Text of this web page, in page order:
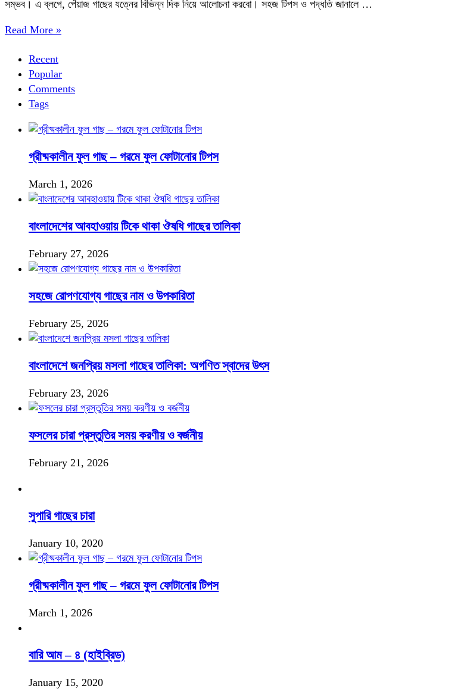
বাড়াতে
সম্ভব। এ ব্লগে, পেঁয়াজ গাছের যত্নের বিভিন্ন দিক নিয়ে আলোচনা করবো। সহজ টিপস ও পদ্ধতি জানালে …
Read More »
Recent
Popular
Comments
Tags
গ্রীষ্মকালীন ফুল গাছ – গরমে ফুল ফোটানোর টিপস
March 1, 2026
বাংলাদেশের আবহাওয়ায় টিকে থাকা ঔষধি গাছের তালিকা
February 27, 2026
সহজে রোপণযোগ্য গাছের নাম ও উপকারিতা
February 25, 2026
বাংলাদেশে জনপ্রিয় মসলা গাছের তালিকা: অগণিত স্বাদের উৎস
February 23, 2026
ফসলের চারা প্রস্তুতির সময় করণীয় ও বর্জনীয়
February 21, 2026
সুপারি গাছের চারা
January 10, 2020
গ্রীষ্মকালীন ফুল গাছ – গরমে ফুল ফোটানোর টিপস
March 1, 2026
বারি আম – ৪ (হাইব্রিড)
January 15, 2020